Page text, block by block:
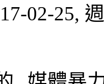
02-25,